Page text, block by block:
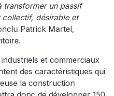
transformer un passif
collectif, désirable et
Patrick Martel,
et commerciaux
des caractéristiques qui
la construction